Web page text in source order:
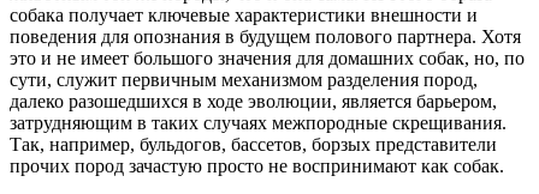
собака получает ключевые характеристики внешности и
поведения для опознания в будущем полового партнера. Хотя
это и не имеет большого значения для домашних собак, но, по
сути, служит первичным механизмом разделения пород,
далеко разошедшихся в ходе эволюции, является барьером,
затрудняющим в таких случаях межпородные скрещивания.
Так, например, бульдогов, бассетов, борзых представители
прочих пород зачастую просто не воспринимают как собак.